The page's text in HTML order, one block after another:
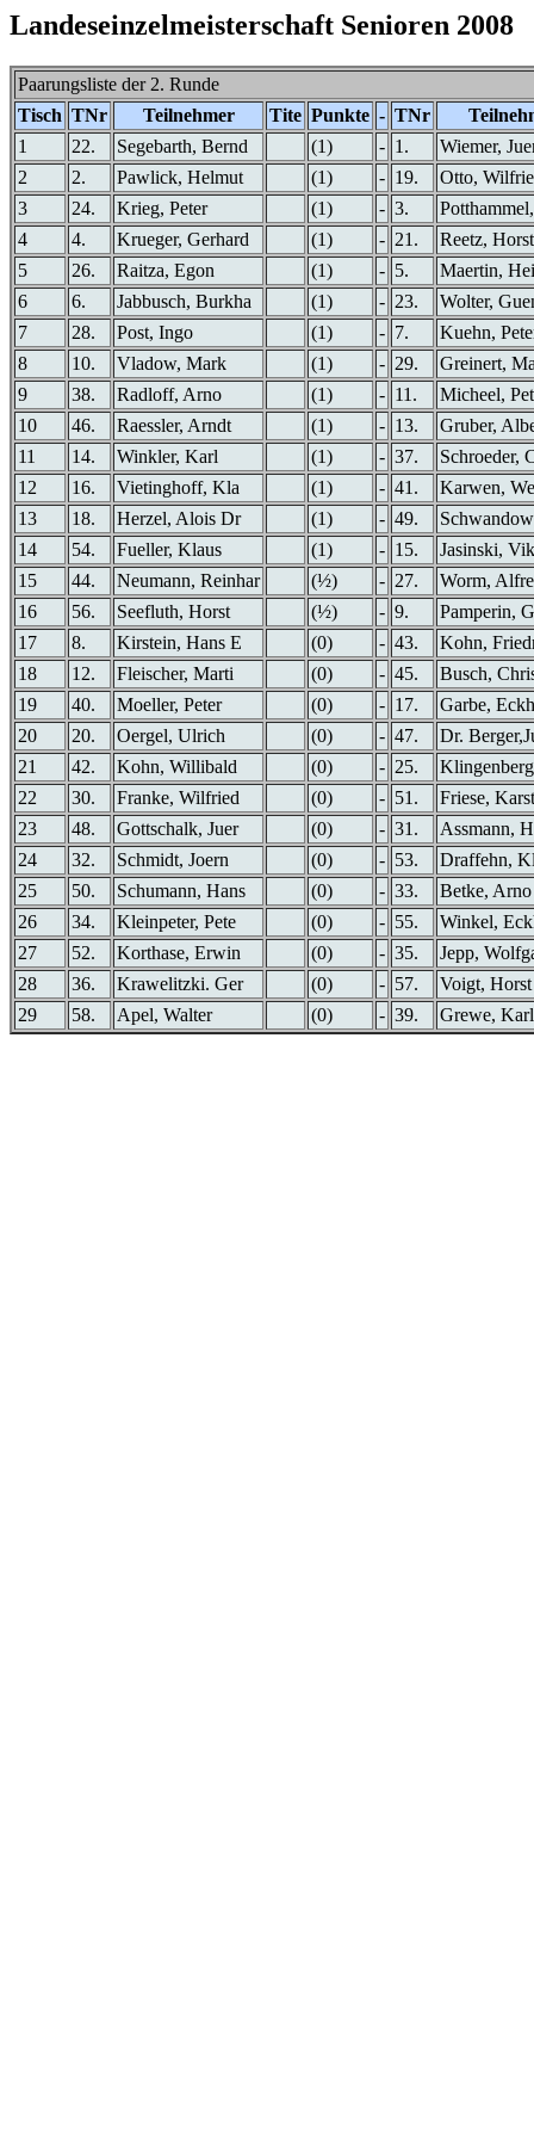
Landeseinzelmeisterschaft Senioren 2008
Paarungsliste der 2. Runde
Tisch TNr Teilnehmer Tite Punkte - TNr
1
22. Segebarth, Bernd (1) - 1.
Wiemer,
2
2. Pawlick, Helmut (1) - 19.
Otto,
3
24. Krieg, Peter (1) - 3.
4
4. Krueger, Gerhard (1) - 21.
Reetz, Horst
5
26. Raitza, Egon (1) - 5.
Maertin,
6
6. Jabbusch, Burkha (1) - 23.
Wolter,
7
28. Post, Ingo (1) - 7.
Kuehn,
8
10. Vladow, Mark (1) - 29.
Greinert,
9
38. Radloff, Arno (1) - 11.
Micheel,
10
46. Raessler, Arndt (1) - 13.
Gruber,
11
14. Winkler, Karl (1) - 37.
Schroeder,
12
16. Vietinghoff, Kla (1) - 41.
Karwen,
13
18. Herzel, Alois Dr (1) - 49.
14
54. Fueller, Klaus (1) - 15.
Jasinski,
15
44. Neumann, Reinhar (½) - 27.
Worm,
16
56. Seefluth, Horst (½) - 9.
Pamperin,
17
8. Kirstein, Hans E (0) - 43.
Kohn,
18
12. Fleischer, Marti (0) - 45.
Busch,
19
40. Moeller, Peter (0) - 17.
Garbe,
20
20. Oergel, Ulrich (0) - 47.
Dr.
21
42. Kohn, Willibald (0) - 25.
22
30. Franke, Wilfried (0) - 51.
Friese,
23
48. Gottschalk, Juer (0) - 31.
Assmann,
24
32. Schmidt, Joern (0) - 53.
Draffehn,
25
50. Schumann, Hans (0) - 33.
Betke, Arno
26
34. Kleinpeter, Pete (0) - 55.
Winkel,
27
52. Korthase, Erwin (0) - 35.
Jepp,
28
36. Krawelitzki. Ger (0) - 57.
Voigt, Horst
29
58. Apel, Walter (0) - 39. Grewe,